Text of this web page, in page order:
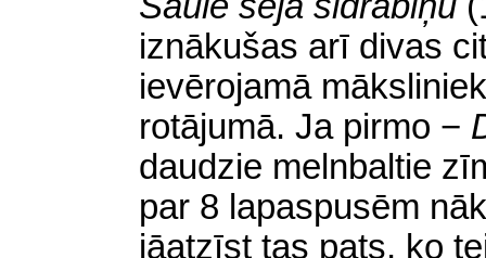
iznākušas arī divas
ievērojamā
rotājumā. Ja pirmo −
daudzie melnbaltie
par 8 lapaspusēm
jāatzīst tas pats, ko